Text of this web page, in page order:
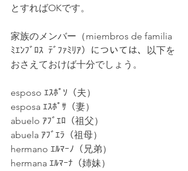
とすればOKです。
家族のメンバー（miembros de familia
ﾐｴﾝﾌﾞﾛｽ  ﾃﾞﾌｧﾐﾘｱ）については、以下を
おさえておけば十分でしょう。
esposo ｴｽﾎﾟｿ（夫）
esposa ｴｽﾎﾟｻ（妻）
abuelo ｱﾌﾞｴﾛ（祖父）
abuela ｱﾌﾞｴﾗ（祖母）
hermano ｴﾙﾏｰﾉ（兄弟）
hermana ｴﾙﾏｰﾅ（姉妹）